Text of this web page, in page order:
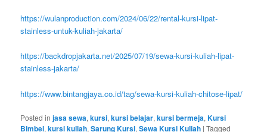
https://wulanproduction.com/2024/06/22/rental-kursi-lipat-
stainless-untuk-kuliah-jakarta/
https://backdropjakarta.net/2025/07/19/sewa-kursi-kuliah-lipat-
stainless-jakarta/
https://www.bintangjaya.co.id/tag/sewa-kursi-kuliah-chitose-lipat/
Posted in jasa sewa,kursi,kursi belajar,kursi bermeja,Kursi
Bimbel,kursi kuliah,Sarung Kursi,Sewa Kursi Kuliah |Tagged